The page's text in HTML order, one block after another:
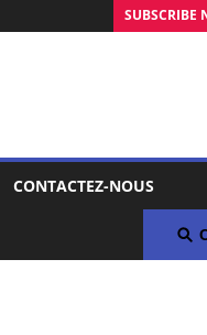
SUBSCRIBE
CONTACTEZ-NOUS